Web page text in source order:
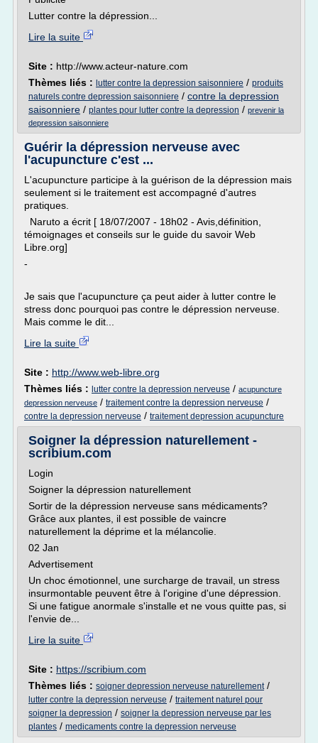
Lutter contre la dépression...
Lire la suite
Site : http://www.acteur-nature.com
Thèmes liés : lutter contre la depression saisonniere / produits
naturels contre depression saisonniere / contre la depression
saisonniere / plantes pour lutter contre la depression / prevenir la
depression saisonniere
Guérir la dépression nerveuse avec
l'acupuncture c'est ...
L'acupuncture participe à la guérison de la dépression mais
seulement si le traitement est accompagné d'autres
pratiques.
Naruto a écrit [ 18/07/2007 - 18h02 - Avis,définition,
témoignages et conseils sur le guide du savoir Web
Libre.org]
-
Je sais que l'acupuncture ça peut aider à lutter contre le
stress donc pourquoi pas contre le dépression nerveuse.
Mais comme le dit...
Lire la suite
Site : http://www.web-libre.org
Thèmes liés : lutter contre la depression nerveuse / acupuncture
depression nerveuse / traitement contre la depression nerveuse /
contre la depression nerveuse / traitement depression acupuncture
Soigner la dépression naturellement -
scribium.com
Login
Soigner la dépression naturellement
Sortir de la dépression nerveuse sans médicaments?
Grâce aux plantes, il est possible de vaincre
naturellement la déprime et la mélancolie.
02 Jan
Advertisement
Un choc émotionnel, une surcharge de travail, un stress
insurmontable peuvent être à l'origine d'une dépression.
Si une fatigue anormale s'installe et ne vous quitte pas, si
l'envie de...
Lire la suite
Site : https://scribium.com
Thèmes liés : soigner depression nerveuse naturellement/
lutter contre la depression nerveuse / traitement naturel pour
soigner la depression / soigner la depression nerveuse par les
plantes / medicaments contre la depression nerveuse